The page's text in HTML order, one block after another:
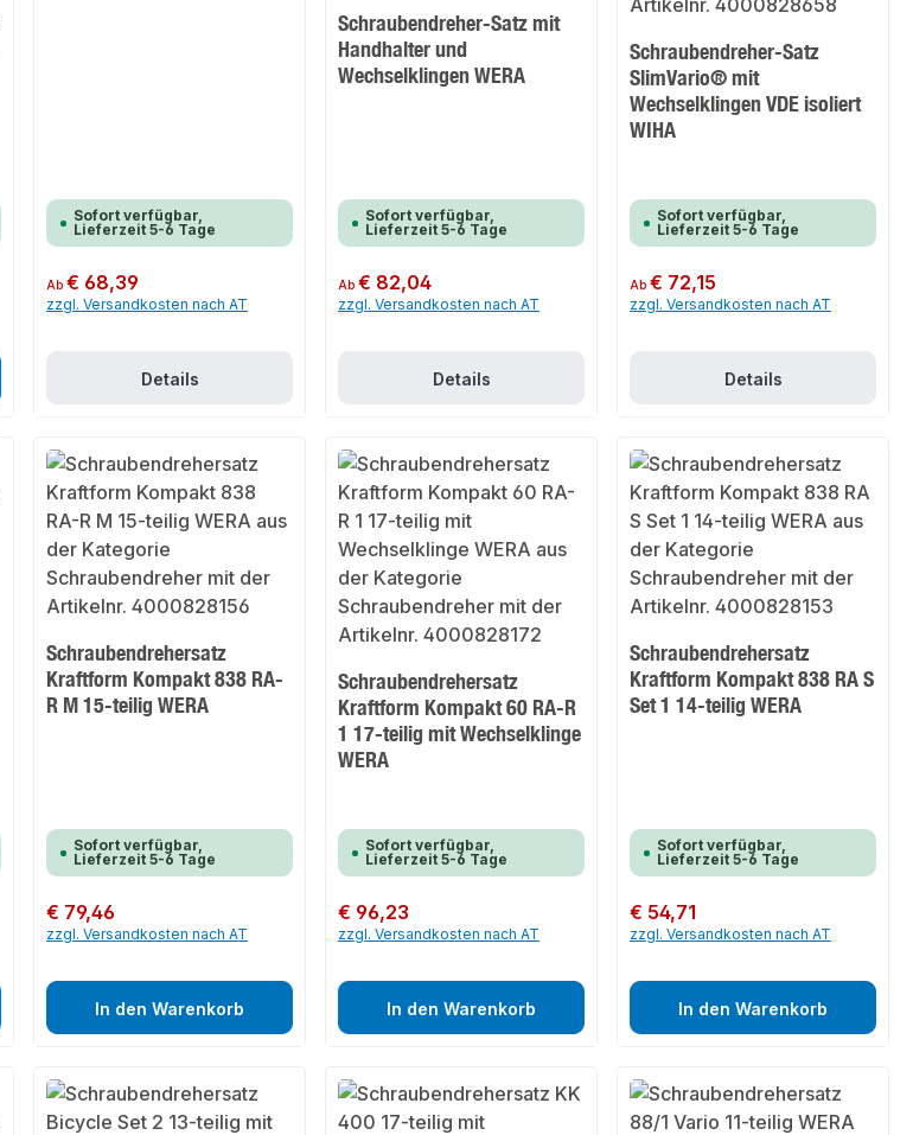
Sofort verfügbar,
Lieferzeit 5-6 Tage
Regulärer Preis:
Ab€ 68,39
zzgl. Versandkosten nach AT
Details
Schraubendreher-Satz mit
Handhalter und
Wechselklingen WERA
Sofort verfügbar,
Lieferzeit 5-6 Tage
Regulärer Preis:
Ab€ 82,04
zzgl. Versandkosten nach AT
Details
Schraubendreher-Satz
SlimVario® mit
Wechselklingen VDE isoliert
WIHA
Sofort verfügbar,
Lieferzeit 5-6 Tage
Regulärer Preis:
Ab€ 72,15
zzgl. Versandkosten nach AT
Details
Schraubendrehersatz
Kraftform Kompakt 838 RA-
R M 15-teilig WERA
Sofort verfügbar,
Lieferzeit 5-6 Tage
Regulärer Preis:
€ 79,46
zzgl. Versandkosten nach AT
In den Warenkorb
Schraubendrehersatz
Kraftform Kompakt 60 RA-R
1 17-teilig mit Wechselklinge
WERA
Sofort verfügbar,
Lieferzeit 5-6 Tage
Regulärer Preis:
€ 96,23
zzgl. Versandkosten nach AT
In den Warenkorb
Schraubendrehersatz
Kraftform Kompakt 838 RA S
Set 1 14-teilig WERA
Sofort verfügbar,
Lieferzeit 5-6 Tage
Regulärer Preis:
€ 54,71
zzgl. Versandkosten nach AT
In den Warenkorb